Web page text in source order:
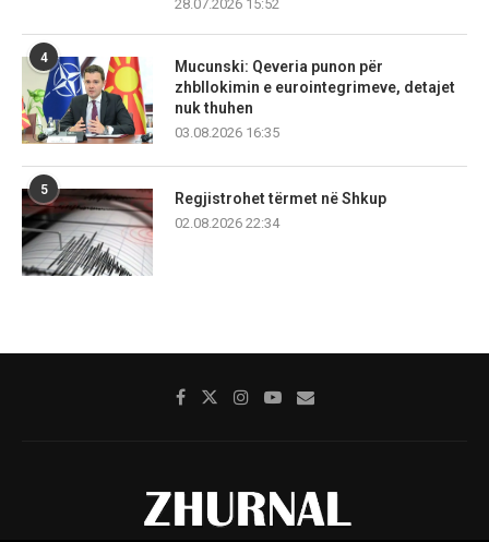
28.07.2026 15:52
4
Mucunski: Qeveria punon për
zhbllokimin e eurointegrimeve, detajet
nuk thuhen
03.08.2026 16:35
5
Regjistrohet tërmet në Shkup
02.08.2026 22:34